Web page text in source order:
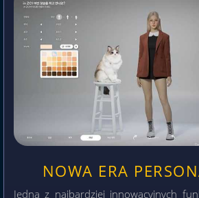
NOWA ERA
Jedną z najbardziej innowacyjnych